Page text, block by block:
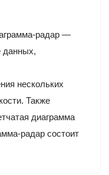
радар —
данных,
нескольких
Также
диаграмма
радар состоит